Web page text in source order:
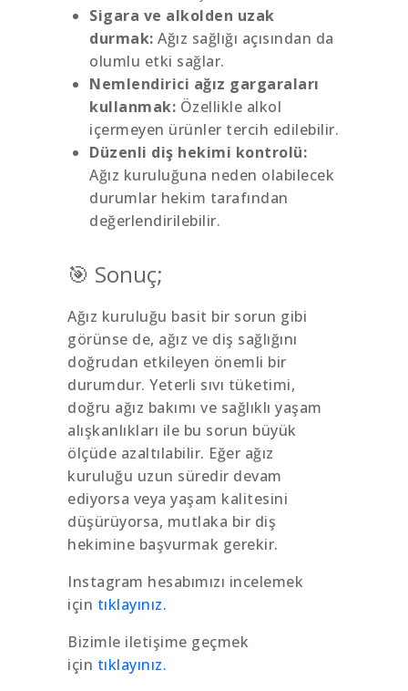
Sigara ve alkolden uzak
durmak: Ağız sağlığı açısından da
olumlu etki sağlar.
Nemlendirici ağız gargaraları
kullanmak: Özellikle alkol
içermeyen ürünler tercih edilebilir.
Düzenli diş hekimi kontrolü:
Ağız kuruluğuna neden olabilecek
durumlar hekim tarafından
değerlendirilebilir.
🎯 Sonuç;
Ağız kuruluğu basit bir sorun gibi
görünse de, ağız ve diş sağlığını
doğrudan etkileyen önemli bir
durumdur. Yeterli sıvı tüketimi,
doğru ağız bakımı ve sağlıklı yaşam
alışkanlıkları ile bu sorun büyük
ölçüde azaltılabilir. Eğer ağız
kuruluğu uzun süredir devam
ediyorsa veya yaşam kalitesini
düşürüyorsa, mutlaka bir diş
hekimine başvurmak gerekir.
Instagram hesabımızı incelemek
için tıklayınız.
Bizimle iletişime geçmek
için tıklayınız.